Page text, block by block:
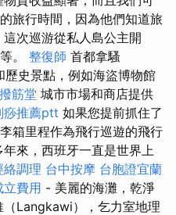
旅行時間，因為他們知道旅
次巡游從私人島公主開
。 整復師 首都拿騷
歷史景點，例如海盜博物館
筋堂 城市市場和商店提供
痧推薦ptt 如果您提前抓住了
箱里程作為飛行巡遊的飛行
年來，西班牙一直是世界上
絡調理 台中按摩 台胞證宜蘭
立費用 - 美麗的海灘，乾淨
Langkawi），乞力室地理